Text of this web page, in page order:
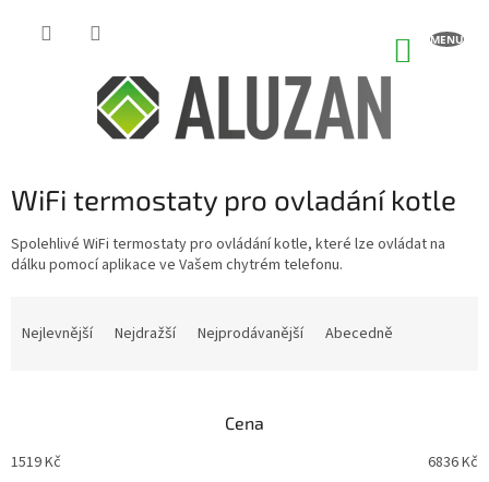
WiFi termostaty pro ovladání kotle
Spolehlivé WiFi termostaty pro ovládání kotle, které lze ovládat na
dálku pomocí aplikace ve Vašem chytrém telefonu.
p
r
Nejlevnější Nejdražší Nejprodávanější Abecedně
Cena
1519Kč 6836Kč